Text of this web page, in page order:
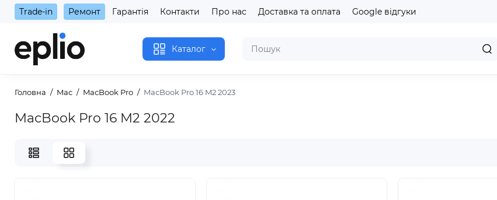
Trade-in Ремонт Гарантія Контакти Про нас Доставка та оплата Google відгуки
Каталог
Головна Mac MacBook Pro MacBook Pro 16 M2 2023
MacBook Pro 16 M2 2022